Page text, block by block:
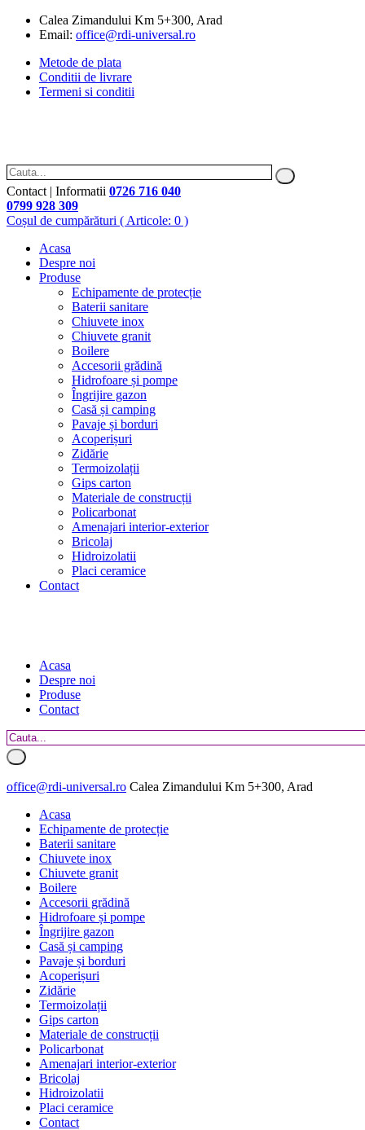
Calea Zimandului Km 5+300, Arad
Email: office@rdi-universal.ro
Metode de plata
Conditii de livrare
Termeni si conditii
Contact | Informatii 0726 716 040
0799 928 309
Coșul de cumpărături ( Articole: 0 )
Acasa
Despre noi
Produse
Echipamente de protecție
Baterii sanitare
Chiuvete inox
Chiuvete granit
Boilere
Accesorii grădină
Hidrofoare și pompe
Îngrijire gazon
Casă și camping
Pavaje și borduri
Acoperișuri
Zidărie
Termoizolații
Gips carton
Materiale de construcții
Policarbonat
Amenajari interior-exterior
Bricolaj
Hidroizolatii
Placi ceramice
Contact
Acasa
Despre noi
Produse
Contact
office@rdi-universal.ro Calea Zimandului Km 5+300, Arad
Acasa
Echipamente de protecție
Baterii sanitare
Chiuvete inox
Chiuvete granit
Boilere
Accesorii grădină
Hidrofoare și pompe
Îngrijire gazon
Casă și camping
Pavaje și borduri
Acoperișuri
Zidărie
Termoizolații
Gips carton
Materiale de construcții
Policarbonat
Amenajari interior-exterior
Bricolaj
Hidroizolatii
Placi ceramice
Contact